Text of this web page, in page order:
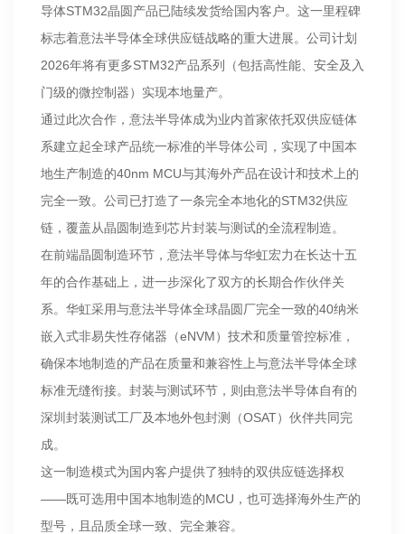
导体STM32晶圆产品已陆续发货给国内客户。这一里程碑
标志着意法半导体全球供应链战略的重大进展。公司计划
2026年将有更多STM32产品系列（包括高性能、安全及入
门级的微控制器）实现本地量产。
通过此次合作，意法半导体成为业内首家依托双供应链体
系建立起全球产品统一标准的半导体公司，实现了中国本
地生产制造的40nm MCU与其海外产品在设计和技术上的
完全一致。公司已打造了一条完全本地化的STM32供应
链，覆盖从晶圆制造到芯片封装与测试的全流程制造。
在前端晶圆制造环节，意法半导体与华虹宏力在长达十五
年的合作基础上，进一步深化了双方的长期合作伙伴关
系。华虹采用与意法半导体全球晶圆厂完全一致的40纳米
嵌入式非易失性存储器（eNVM）技术和质量管控标准，
确保本地制造的产品在质量和兼容性上与意法半导体全球
标准无缝衔接。封装与测试环节，则由意法半导体自有的
深圳封装测试工厂及本地外包封测（OSAT）伙伴共同完
成。
这一制造模式为国内客户提供了独特的双供应链选择权
——既可选用中国本地制造的MCU，也可选择海外生产的
型号，且品质全球一致、完全兼容。